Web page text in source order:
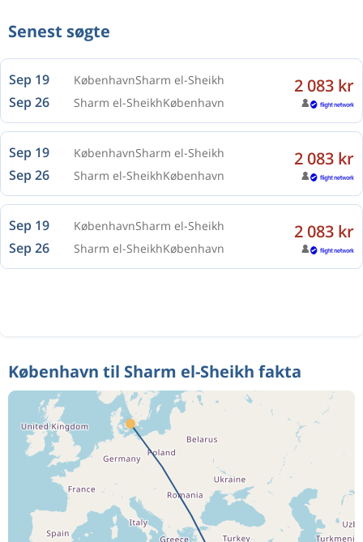
Senest søgte
Sep 19 KøbenhavnSharm el-Sheikh
Sep 26 Sharm el-SheikhKøbenhavn
2 083 kr
Sep 19 KøbenhavnSharm el-Sheikh
Sep 26 Sharm el-SheikhKøbenhavn
2 083 kr
Sep 19 KøbenhavnSharm el-Sheikh
Sep 26 Sharm el-SheikhKøbenhavn
2 083 kr
København til Sharm el-Sheikh fakta